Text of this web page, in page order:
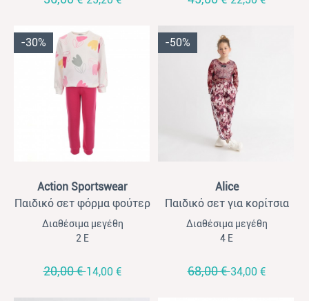
-30%
Action Sportswear
Παιδικό σετ φόρμα φούτερ
για κορίτσια Action
Sportswear λευκό allover
Διαθέσιμα μεγέθη
2 Ε
20,00 €14,00 €
-50%
Alice
Παιδικό σετ για κορίτσια
Alice μπορντό με μπλούζα
διαφάνεια
Διαθέσιμα μεγέθη
4 Ε
68,00 €34,00 €